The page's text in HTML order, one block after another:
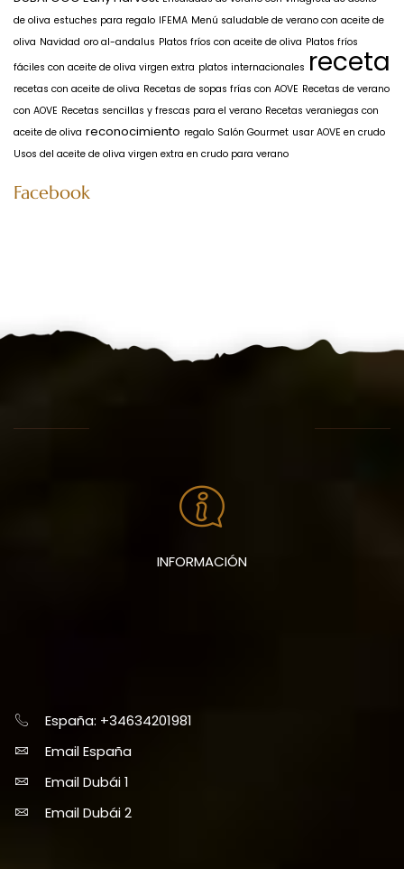
de oliva estuches para regalo IFEMA Menú saludable de verano con aceite de
oliva Navidad oro al-andalus Platos fríos con aceite de oliva Platos fríos
fáciles con aceite de oliva virgen extra platos internacionales receta
recetas con aceite de oliva Recetas de sopas frías con AOVE Recetas de verano
con AOVE Recetas sencillas y frescas para el verano Recetas veraniegas con
aceite de oliva reconocimiento regalo Salón Gourmet usar AOVE en crudo
Usos del aceite de oliva virgen extra en crudo para verano
Facebook
INFORMACIÓN
España: +34634201981
Email España
Email Dubái 1
Email Dubái 2